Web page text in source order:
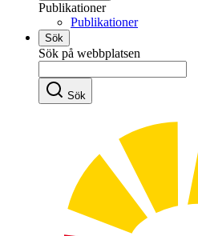
Publikationer
Publikationer
Sök
Sök på webbplatsen
Sök